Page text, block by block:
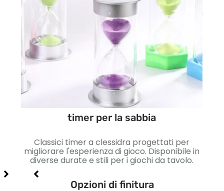
timer per la sabbia
Classici timer a clessidra progettati per
migliorare l'esperienza di gioco. Disponibile in
diverse durate e stili per i giochi da tavolo.
Opzioni di finitura